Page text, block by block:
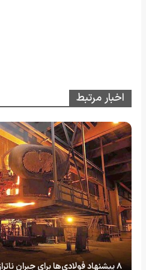
اخبار مرتبط
۸ پیشنهاد فولادی‌ها برای جبران ناترازی انرژی